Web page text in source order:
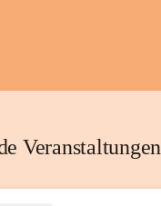
Veranstaltungen